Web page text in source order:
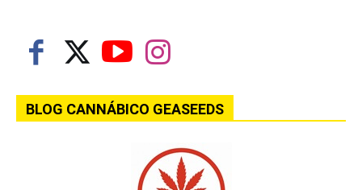
BLOG CANNÁBICO GEASEEDS